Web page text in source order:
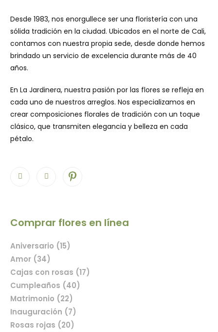
Desde 1983, nos enorgullece ser una floristería con una
sólida tradición en la ciudad. Ubicados en el norte de Cali,
contamos con nuestra propia sede, desde donde hemos
brindado un servicio de excelencia durante más de 40
años.
En La Jardinera, nuestra pasión por las flores se refleja en
cada uno de nuestros arreglos. Nos especializamos en
crear composiciones florales de tradición con un toque
clásico, que transmiten elegancia y belleza en cada
pétalo.
Comprar flores en línea
Aniversario (15)
Amor (34)
Cajas con rosas (17)
Cumpleaños (40)
Matrimonio (22)
Inauguración (7)
Rosas rojas (20)